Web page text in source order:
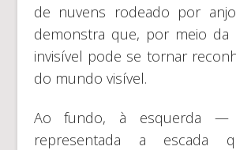
de nuvens rodeado por
demonstra que, por meio da
invisível pode se tornar
do mundo visível.
Ao fundo, à esquerda
representada a escada